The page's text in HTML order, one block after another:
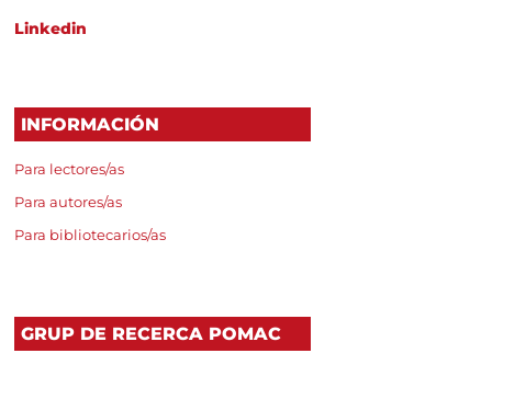
Linkedin
INFORMACIÓN
Para lectores/as
Para autores/as
Para bibliotecarios/as
GRUP DE RECERCA POMAC